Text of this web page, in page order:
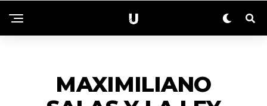
MAXIMILIANO